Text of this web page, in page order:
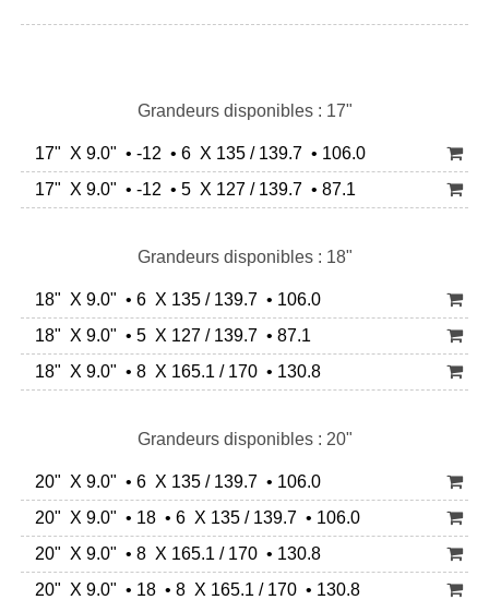
Grandeurs disponibles : 17"
17" X 9.0" • -12 • 6 X 135 / 139.7 • 106.0
17" X 9.0" • -12 • 5 X 127 / 139.7 • 87.1
Grandeurs disponibles : 18"
18" X 9.0" • 6 X 135 / 139.7 • 106.0
18" X 9.0" • 5 X 127 / 139.7 • 87.1
18" X 9.0" • 8 X 165.1 / 170 • 130.8
Grandeurs disponibles : 20"
20" X 9.0" • 6 X 135 / 139.7 • 106.0
20" X 9.0" • 18 • 6 X 135 / 139.7 • 106.0
20" X 9.0" • 8 X 165.1 / 170 • 130.8
20" X 9.0" • 18 • 8 X 165.1 / 170 • 130.8